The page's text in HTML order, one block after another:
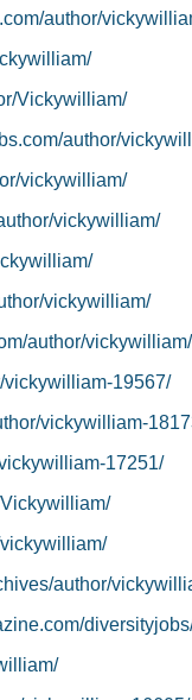
author/
Vickywilliam/
author/
vickywilliam/
vickywilliam/
vickywilliam/
author/vickywilliam/
vickywilliam-19567/
vickywilliam-
17251/
author/